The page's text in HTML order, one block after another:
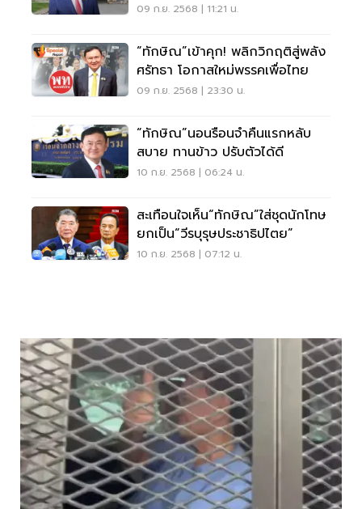
09 ก.ย. 2568 | 11:21 น.
“ทักษิณ”เข้าคุก! พลิกวิกฤติสู่พลัง
ศรัทธา โอกาสใหม่พรรคเพื่อไทย
09 ก.ย. 2568 | 23:30 น.
“ทักษิณ”นอนรือนจำคืนแรกหลับ
สบาย ทานข้าว ปรับตัวได้ดี
10 ก.ย. 2568 | 06:24 น.
สะเทือนใจเห็น“ทักษิณ”ใส่ชุดนักโทษ
ยกเป็น“วีรบุรุษประชาธิปไตย”
10 ก.ย. 2568 | 07:12 น.